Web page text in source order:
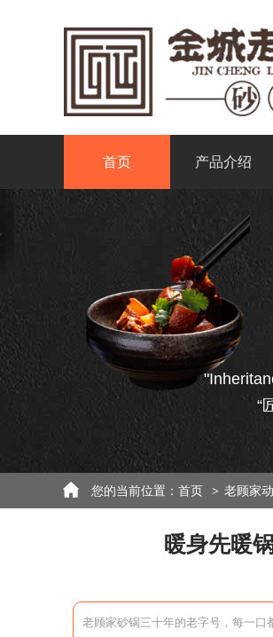
首页 产品介绍
“
您的当前位置： 首页 > 老顾家
暖身先暖
老顾家砂锅三十年的老字号，每一口